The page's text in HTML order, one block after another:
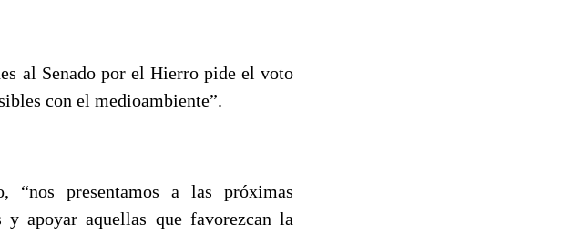
al Senado por el Hierro pide el voto
con el medioambiente”.
“nos presentamos a las próximas
apoyar aquellas que favorezcan la